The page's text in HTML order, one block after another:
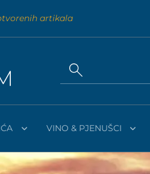
artikala
VINO & PJENUŠCI